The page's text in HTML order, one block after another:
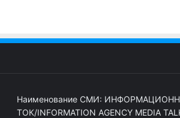
Наименование СМИ:
ТОК/INFORMATION AGENCY MEDIA